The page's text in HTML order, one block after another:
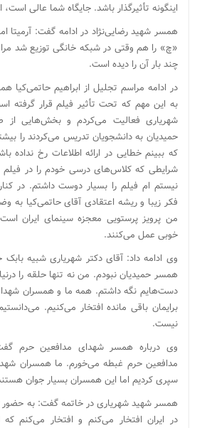
اینگونه تأثیرگذار باشد. جایگاه شما عالی
همسر شهید رضایی‌نژاد در ادامه گفت: آرمیتا
«چ» را هم وقتی در شبکه خانگی توزیع شد مرا
چند بار آن را دیده است.
در ادامه مراسم تجلیل از ابراهیم حاتمی‌کیا
به این مهم که تحت تأثیر فیلم قرار گرفته
شهریاری فعالیت می‌کردم و بخش‌هایی
حمیدیان به دانشجویان تدریس می‌کردند را
که ببینم خطایی در ارائه اطلاعات رخ نداده
شرایطی که کلاس‌های درسی خودم را در فیلم
نیستم ام فیلم را بسیار دوست داشتم. در
فکر زیبا و ریشه اعتقادی‌ آقای حاتمی‌کیا به
من پرویز پرستویی معجزه سینمای ایران
خوبی عمل می‌کنند.
وی ادامه داد: آقای دکتر شهریاری شبیه
همسر حمیدیان نبودم. من نه تنها حلقه را
دست‌هایم نگه داشتم. همه ما و همسران شهدا
برایمان باقی مانده افتخار می‌کنیم.
نیست.
وی درباره همسر شهدای مدافعین حرم
مدافعین حرم غبطه می‌خورم. ما همسران
سپری کردیم اما این همسران بسیار جوان
همسر شهید شهریاری در خاتمه گفت: به حضور
در ایران افتخار می‌کنم و افتخار می‌کنم که